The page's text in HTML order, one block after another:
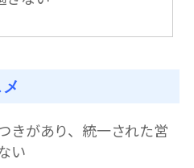
きがあり、統一された営
い